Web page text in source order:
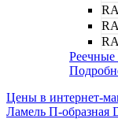
Реечные
Цены в интернет-
Ламель П-образная